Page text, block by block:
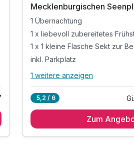
Mecklenburgischen
1 Übernachtung
1 x liebevoll zubereitetes
1 x 1 kleine Flasche Sekt zur
inkl. Parkplatz
Alle Inklusivleistungen
1 x liebevoll zubereitetes
1 weitere anzeigen
5,2 / 6
Zum